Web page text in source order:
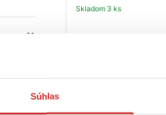
Súhlas
Skladom 3 ks